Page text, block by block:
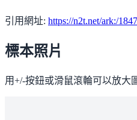
引用網址: https://n2t.net/ark:/
標本照片
用+/-按鈕或滑鼠滾輪可以放大